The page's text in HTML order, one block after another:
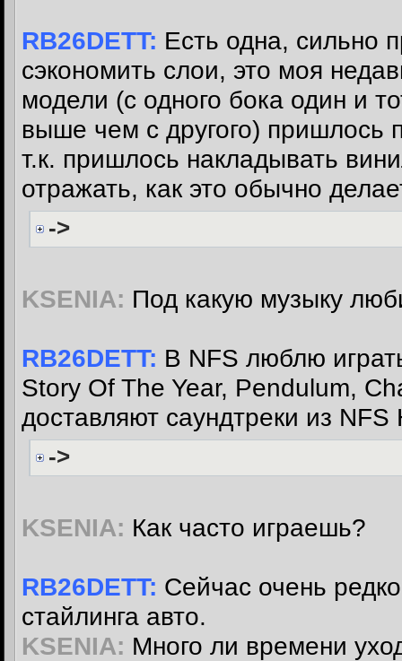
RB26DETT: Есть одна, сильно
сэкономить слои, это моя
модели (с одного бока один и
выше чем с другого) пришлось
т.к. пришлось накладывать
отражать, как это обычно
->
KSENIA: Под какую музыку
RB26DETT: В NFS люблю
Story Of The Year, Pendulum,
доставляют саундтреки из
->
KSENIA: Как часто играешь?
RB26DETT: Сейчас очень
стайлинга авто.
KSENIA: Много ли времени